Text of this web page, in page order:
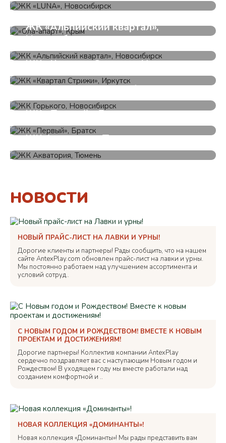
«Ола-апарт», Крым
ЖК «Альпийский квартал»,
Новосибирск
ЖК «Квартал Стрижи», Иркутск
ЖК Горького, Новосибирск
ЖК «Первый», Братск
ЖК Акватория, Тюмень
НОВОСТИ
НОВЫЙ ПРАЙС-ЛИСТ НА ЛАВКИ И УРНЫ!
Дорогие клиенты и партнеры! Рады сообщить, что на нашем
сайте AntexPlay.com обновлен прайс-лист на лавки и урны.
Мы постоянно работаем над улучшением ассортимента и
условий сотруд..
С НОВЫМ ГОДОМ И РОЖДЕСТВОМ! ВМЕСТЕ К НОВЫМ
ПРОЕКТАМ И ДОСТИЖЕНИЯМ!
Дорогие партнеры! Коллектив компании AntexPlay
сердечно поздравляет вас с наступающим Новым годом и
Рождеством! В уходящем году мы вместе работали над
созданием комфортной и ..
НОВАЯ КОЛЛЕКЦИЯ «ДОМИНАНТЫ»!
Новая коллекция «Доминанты»! Мы рады представить вам